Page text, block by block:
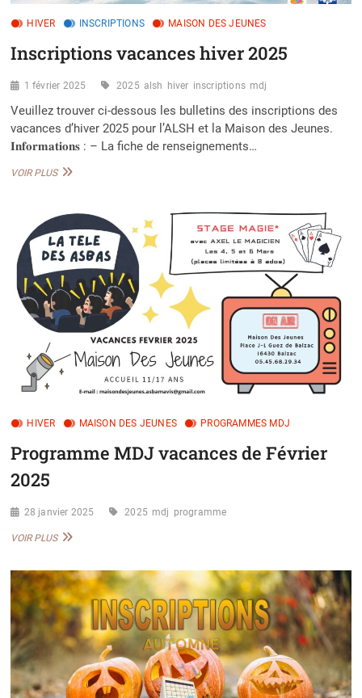
HIVER INSCRIPTIONS MAISON DES JEUNES
Inscriptions vacances hiver 2025
1 février 2025 2025 alsh hiver inscriptions mdj
Veuillez trouver ci-dessous les bulletins des inscriptions des
vacances d’hiver 2025 pour l’ALSH et la Maison des Jeunes.
𝐈𝐧𝐟𝐨𝐫𝐦𝐚𝐭𝐢𝐨𝐧𝐬 : – La fiche de renseignements…
VOIR PLUSINSCRIPTIONS
2025
HIVER MAISON DES JEUNES PROGRAMMES MDJ
Programme MDJ vacances de Février
2025
28 janvier 2025 2025 mdj programme
VOIR PLUSPROGRAMME
DE
FÉVRIER
2025